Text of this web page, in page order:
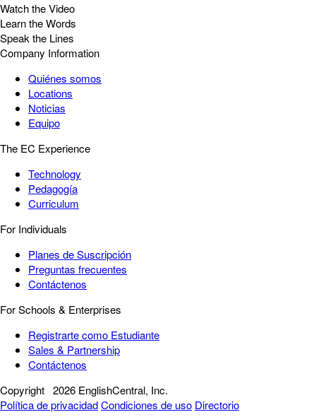
Watch the Video
Learn the Words
Speak the Lines
Company Information
Quiénes somos
Locations
Noticias
Equipo
The EC Experience
Technology
Pedagogía
Curriculum
For Individuals
Planes de Suscripción
Preguntas frecuentes
Contáctenos
For Schools & Enterprises
Registrarte como Estudiante
Sales & Partnership
Contáctenos
Copyright 2026 EnglishCentral, Inc.
Política de privacidadCondiciones de uso Directorio